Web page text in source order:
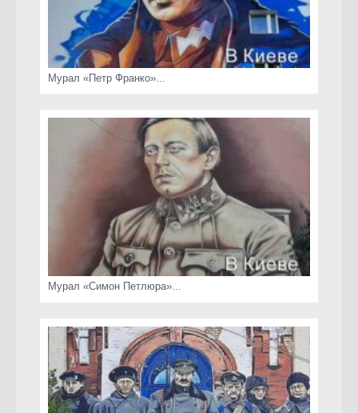
Мурал «Петр Франко»...
Мурал «Симон Петлюра»...